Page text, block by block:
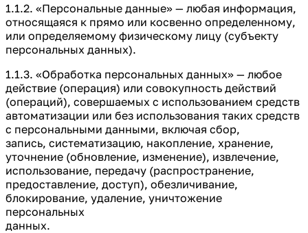
1.1.2. «Персональные данные» — любая информация,
относящаяся к прямо или косвенно определенному,
или определяемому физическому лицу (субъекту
персональных данных).
1.1.3. «Обработка персональных данных» — любое
действие (операция) или совокупность действий
(операций), совершаемых с использованием средств
автоматизации или без использования таких средств
с персональными данными, включая сбор,
запись, систематизацию, накопление, хранение,
уточнение (обновление, изменение), извлечение,
использование, передачу (распространение,
предоставление, доступ), обезличивание,
блокирование, удаление, уничтожение
персональных
данных.